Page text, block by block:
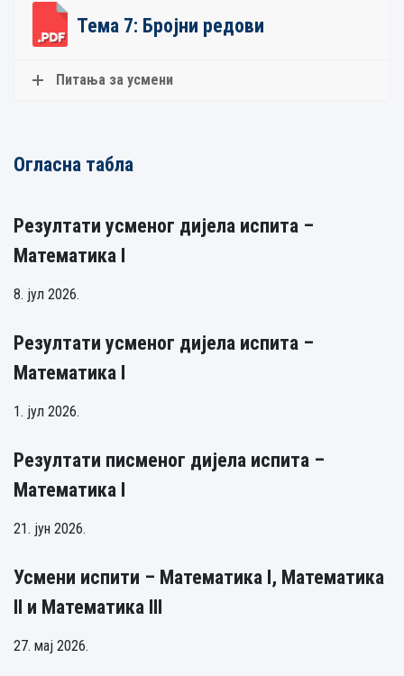
Тема 7: Бројни редови
Питања за усмени
Огласна табла
Резултати усменог дијела испита –
Математика I
8. јул 2026.
Резултати усменог дијела испита –
Математика I
1. јул 2026.
Резултати писменог дијела испита –
Математика I
21. јун 2026.
Усмени испити – Математика I, Математика
II и Математика III
27. мај 2026.